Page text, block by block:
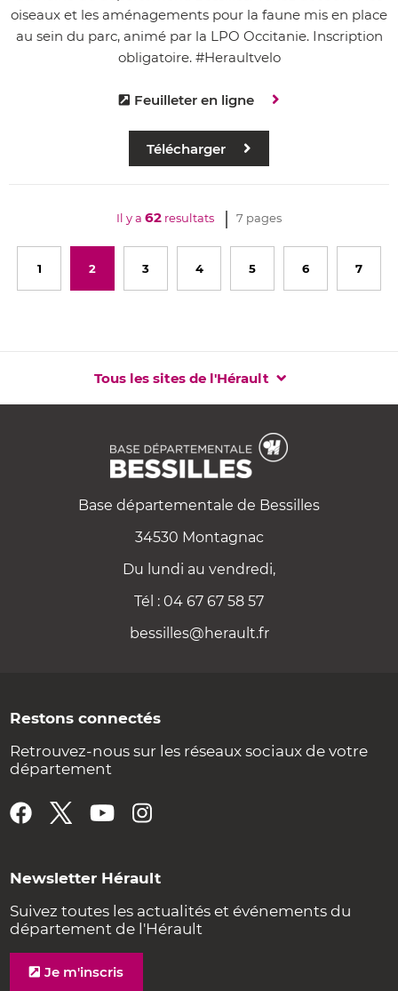
oiseaux et les aménagements pour la faune mis en place
au sein du parc, animé par la LPO Occitanie. Inscription
obligatoire. #Heraultvelo
Feuilleter en ligne
Télécharger
Il y a 62 resultats 7 pages
1 2 3 4 5 6 7
Tous les sites de l'Hérault
Base départementale de Bessilles
34530 Montagnac
Du lundi au vendredi,
Tél : 04 67 67 58 57
bessilles@herault.fr
Restons connectés
Retrouvez-nous sur les réseaux sociaux de votre
département
Newsletter Hérault
Suivez toutes les actualités et événements du
département de l'Hérault
Je m'inscris